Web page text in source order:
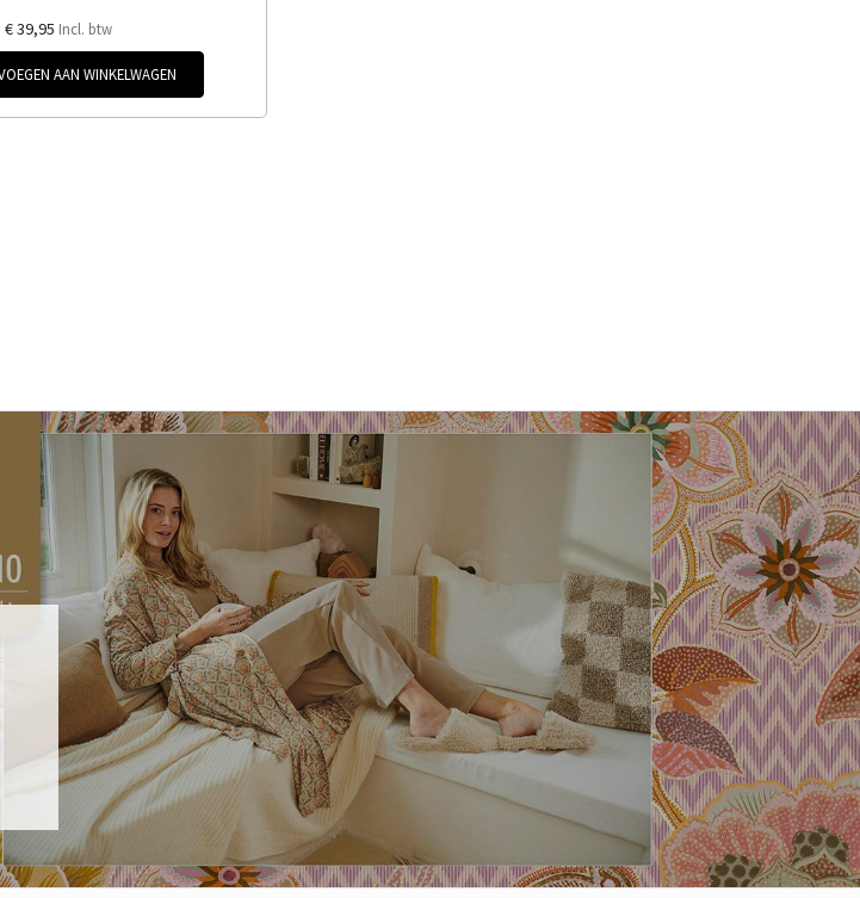
€ 39,95 Incl. btw
AAN WINKELWAGEN